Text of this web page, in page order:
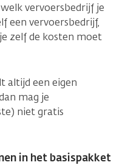
vervoersbedrijf je
een vervoersbedrijf,
zelf de kosten moet
altijd een eigen
mag je
niet gratis
in het basispakket